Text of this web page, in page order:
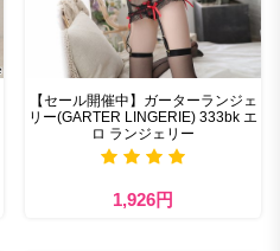
【セール開催中】ガーターランジェ
リー(GARTER LINGERIE) 333bk エ
ロ ランジェリー
1,926円